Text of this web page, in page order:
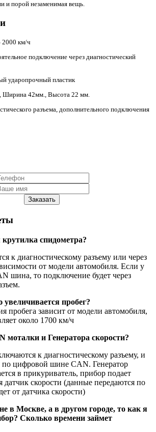
и порой незаменимая вещь.
2000 км/ч
подключение через диагностический
ударопрочный пластик
Ширина 42мм., Высота 22 мм.
разъема, дополнительного подключения
Заказать
спидометра?
к диагностическому разъему или через
от модели автомобиля. Если у
шина, то подключение будет через
пробег?
пробега зависит от модели автомобиля,
около 1700 км/ч
моталки и Генератора скорости?
к диагностическому разъему, и
по цифровой шине CAN. Генератор
в прикуриватель, прибор подает
скорости (данные передаются по
от датчика скорости)
в Москве, а в другом городе, то как я
Сколько времени займет